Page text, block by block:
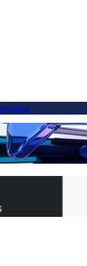
καλύτερη εναλλακτική λύση
και μπορείτε να αλλάξετε
λεπτά